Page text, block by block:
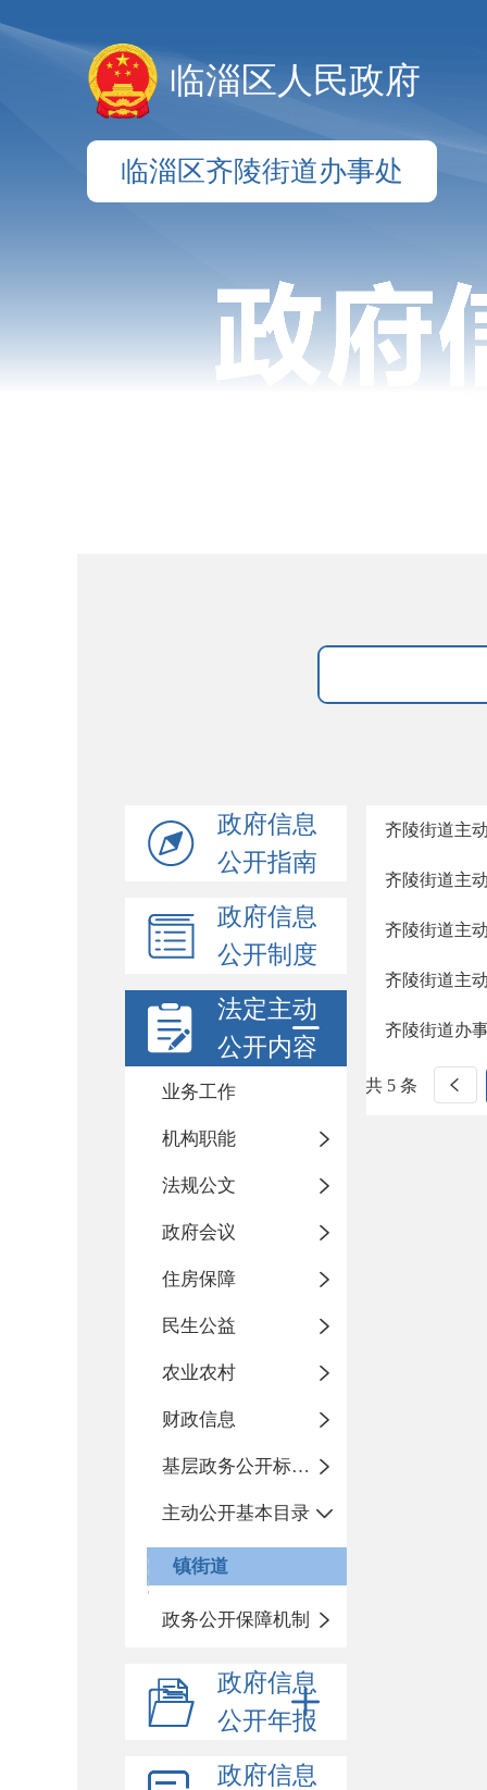
临淄区人民政府
临淄区齐陵街道办事处
政府信息
公开指南
政府信息
公开制度
法定主动
公开内容
业务工作
机构职能
法规公文
政府会议
住房保障
民生公益
农业农村
财政信息
基层政务公开标准化目录
主动公开基本目录
镇街道
政务公开保障机制
政府信息
公开年报
政府信息
齐陵街道主
齐陵街道主
齐陵街道主
齐陵街道主
齐陵街道办
共 5 条